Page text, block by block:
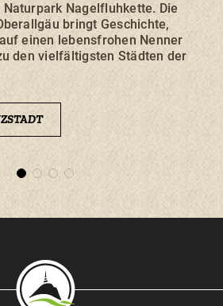
Nagelfluhkette. Die
bringt Geschichte,
einen lebensfrohen Nenner
den vielfältigsten Städten der